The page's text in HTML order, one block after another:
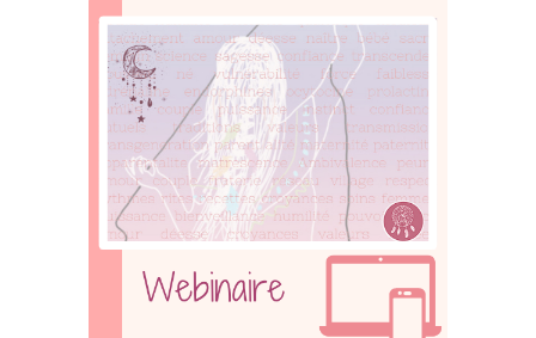
Nos Formations
Formations 2026
Formations 2027
Webinaires en ligne